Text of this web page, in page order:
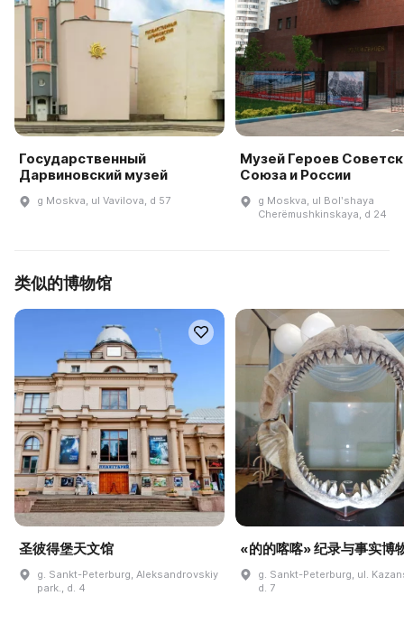
Государственный
Дарвиновский музей
g Moskva, ul Vavilova, d 57
Музей Героев
Союза и России
g Moskva, ul Bolʹshaya
Cherëmushkinskaya, d 24
类似的博物馆
圣彼得堡天文馆
g. Sankt-Peterburg, Aleksandrovskiy
park., d. 4
«的的喀喀» 纪录与事实博
g. Sankt-Peterburg, ul.
d. 7